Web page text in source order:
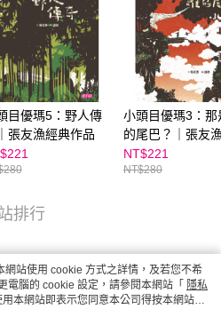
目優瑪5：野人傳
張友漁經典作品
小頭目優瑪3：那
的尾巴？｜張友
作品
NT$221
NT$280
排行
站使用 cookie 方式之詳情，及若您不希
電腦的 cookie 設定，請參閱本網站「 隱私
本網站即表示您同意本公司得按本網站使